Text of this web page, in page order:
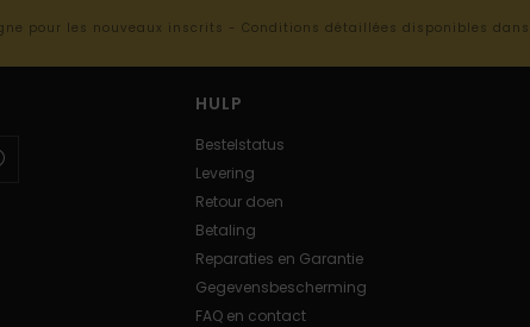
pour les nouveaux inscrits - Conditions détaillées disponibles
HULP
Bestelstatus
Levering
Retour doen
Betaling
Reparaties en Garantie
Gegevensbescherming
FAQ en contact